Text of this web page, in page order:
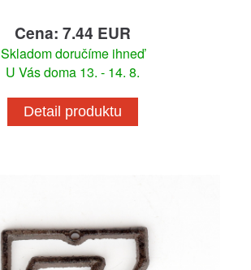
Cena: 7.44 EUR
Skladom doručíme ihneď
U Vás doma 13. - 14. 8.
Detail produktu